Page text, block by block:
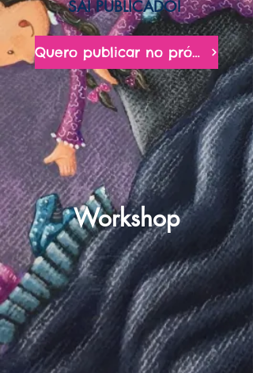
SAI PUBLICADO!
Quero publicar no próximo livro!
Workshop